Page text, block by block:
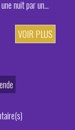
nuit par un
VOIR PLUS